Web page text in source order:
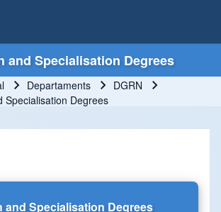
and Specialisation Degrees
Departaments
DGRN
Specialisation Degrees
and Specialisation Degrees